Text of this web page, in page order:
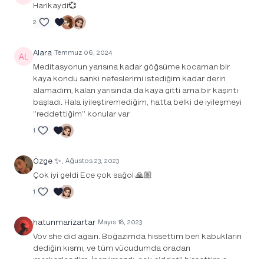
Harikaydi💞
2
Alara Temmuz 06, 2024
Meditasyonun yarısına kadar göğsüme kocaman bir
kaya kondu sanki nefeslerimi istediğim kadar derin
alamadım, kalan yarısında da kaya gitti ama bir kaşıntı
başladı. Hala iyileştiremediğim, hatta belki de iyileşmeyi
"reddettiğim" konular var
1
Özge ✨. Ağustos 23, 2023
Çok iyi geldi Ece çok sağol 🙏🏼
1
hatunmarizartar Mayıs 18, 2023
Vov she did again. Boğazımda hissettim ben kabukların
dediğin kısmı, ve tüm vücudumda oradan